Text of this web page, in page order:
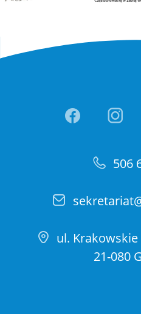
Link
506
ul.
21-080